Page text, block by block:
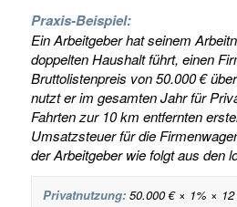
Praxis-Beispiel:
Ein Arbeitgeber hat seinem
doppelten Haushalt führt, einen
Bruttolistenpreis von 50.000 €
nutzt er im gesamten Jahr für
Fahrten zur 10 km entfernten
Umsatzsteuer für die
der Arbeitgeber wie folgt aus den
Privatnutzung:50.000 € × 1% × 12